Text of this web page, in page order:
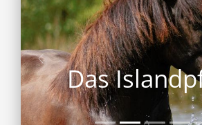
Das